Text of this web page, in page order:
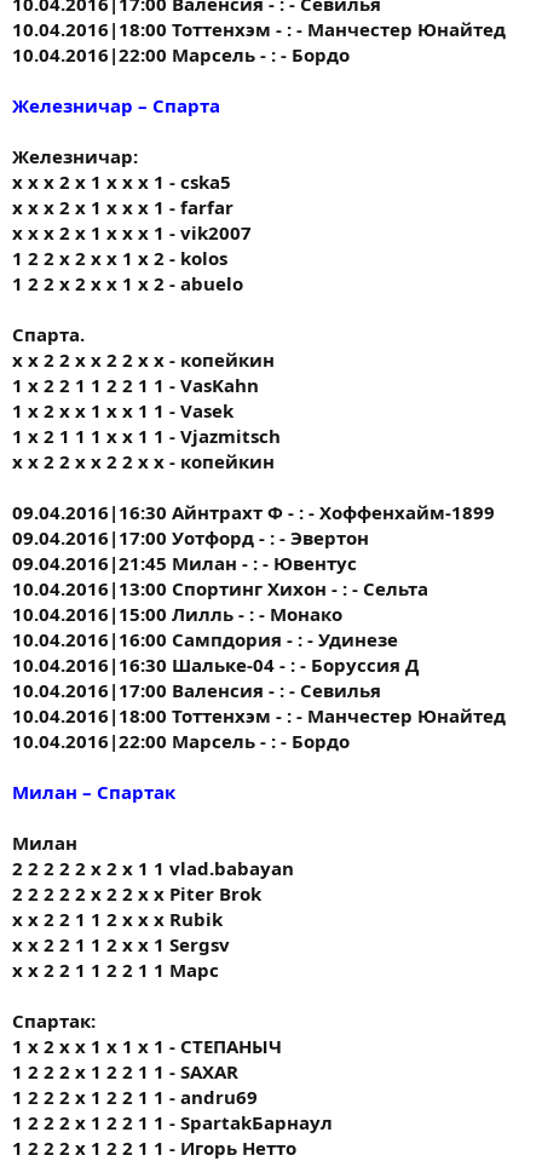
10.04.2016|18:00 Тоттенхэм - : - Манчестер Юнайтед
10.04.2016|22:00 Марсель - : - Бордо
Железничар – Спарта
Железничар:
x x x 2 x 1 x x x 1 - cska5
x x x 2 x 1 x x x 1 - farfar
x x x 2 x 1 x x x 1 - vik2007
1 2 2 x 2 x x 1 x 2 - kolos
1 2 2 x 2 x x 1 x 2 - abuelo
Спарта.
х х 2 2 х х 2 2 х х - копейкин
1 х 2 2 1 1 2 2 1 1 - VasKahn
1 x 2 x x 1 x x 1 1 - Vasek
1 х 2 1 1 1 х х 1 1 - Vjazmitsch
х х 2 2 х х 2 2 х х - копейкин
09.04.2016|16:30 Айнтрахт Ф - : - Хоффенхайм-1899
09.04.2016|17:00 Уотфорд - : - Эвертон
09.04.2016|21:45 Милан - : - Ювентус
10.04.2016|13:00 Спортинг Хихон - : - Сельта
10.04.2016|15:00 Лилль - : - Монако
10.04.2016|16:00 Сампдория - : - Удинезе
10.04.2016|16:30 Шальке-04 - : - Боруссия Д
10.04.2016|17:00 Валенсия - : - Севилья
10.04.2016|18:00 Тоттенхэм - : - Манчестер Юнайтед
10.04.2016|22:00 Марсель - : - Бордо
Милан – Спартак
Милан
2 2 2 2 2 х 2 х 1 1 vlad.babayan
2 2 2 2 2 x 2 2 x x Piter Brok
х х 2 2 1 1 2 х х х Rubik
х х 2 2 1 1 2 х х 1 Sergsv
х х 2 2 1 1 2 2 1 1 Марс
Спартак:
1 х 2 х х 1 х 1 х 1 - СТЕПАНЫЧ
1 2 2 2 х 1 2 2 1 1 - SAXAR
1 2 2 2 х 1 2 2 1 1 - andru69
1 2 2 2 х 1 2 2 1 1 - SpartakБарнаул
1 2 2 2 х 1 2 2 1 1 - Игорь Нетто